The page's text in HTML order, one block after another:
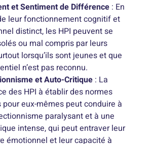
et Sentiment de Différence : En
leur fonctionnement cognitif et
distinct, les HPI peuvent se
ou mal compris par leurs
lorsqu’ils sont jeunes et que
n’est pas reconnu.
et Auto-Critique : La
des HPI à établir des normes
pour eux-mêmes peut conduire à
paralysant et à une
intense, qui peut entraver leur
émotionnel et leur capacité à